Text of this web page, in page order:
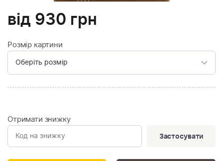
від 930 грн
Розмір картини
Отримати знижку
Застосувати